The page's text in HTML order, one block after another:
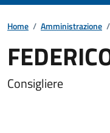
Home / Amministrazione /
Consigliere